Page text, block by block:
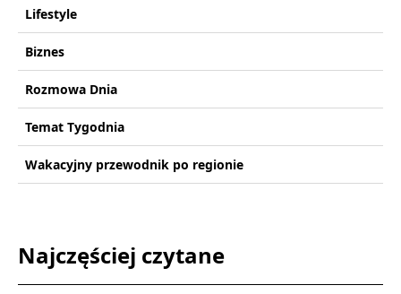
Lifestyle
Biznes
Rozmowa Dnia
Temat Tygodnia
Wakacyjny przewodnik po regionie
Najczęściej czytane